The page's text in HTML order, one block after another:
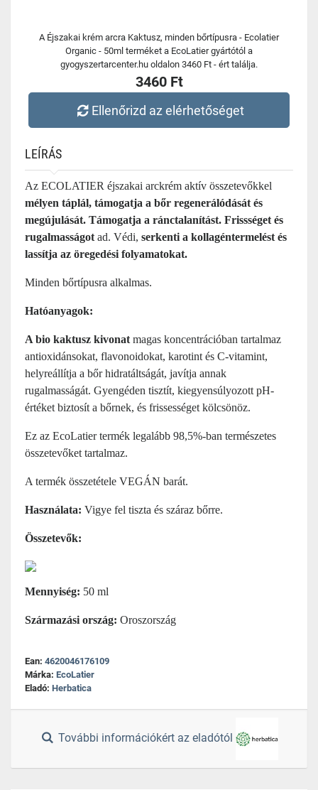
A Éjszakai krém arcra Kaktusz, minden bőrtípusra - Ecolatier
Organic - 50ml terméket a EcoLatier gyártótól a
gyogyszertarcenter.hu oldalon 3460 Ft - ért találja.
3460 Ft
Ellenőrizd az elérhetőséget
LEÍRÁS
Az ECOLATIER éjszakai arckrém aktív összetevőkkel
mélyen táplál, támogatja a bőr regenerálódását és
megújulását. Támogatja a ránctalanítást. Frissséget és
rugalmasságot ad. Védi, serkenti a kollagéntermelést és
lassítja az öregedési folyamatokat.
Minden bőrtípusra alkalmas.
Hatóanyagok:
A bio kaktusz kivonat magas koncentrációban tartalmaz
antioxidánsokat, flavonoidokat, karotint és C-vitamint,
helyreállítja a bőr hidratáltságát, javítja annak
rugalmasságát. Gyengéden tisztít, kiegyensúlyozott pH-
értéket biztosít a bőrnek, és frissességet kölcsönöz.
Ez az EcoLatier termék legalább 98,5%-ban természetes
összetevőket tartalmaz.
A termék összetétele VEGÁN barát.
Használata: Vigye fel tiszta és száraz bőrre.
Összetevők:
Mennyiség: 50 ml
Származási ország: Oroszország
Ean: 4620046176109
Márka: EcoLatier
Eladó: Herbatica
További információkért az eladótól